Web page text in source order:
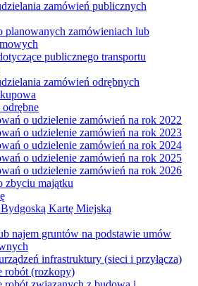
zamówień publicznych
planowanych zamówieniach lub
publicznego transportu
zamówień odrębnych
o udzielenie zamówień na rok 2022
o udzielenie zamówień na rok 2023
o udzielenie zamówień na rok 2024
o udzielenie zamówień na rok 2025
o udzielenie zamówień na rok 2026
zbyciu majątku
Kartę Miejską
najem gruntów na podstawie umów
infrastruktury (sieci i przyłącza)
robót (rozkopy)